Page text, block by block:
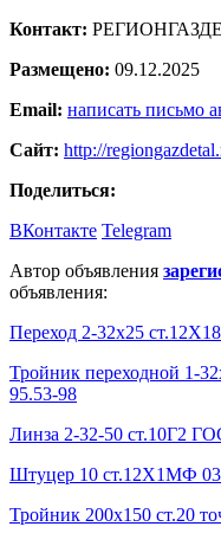
Контакт:
Размещено: 09.12.2025
Email: написать письмо
Сайт: http://
Поделиться:
ВКонтакте Telegram
Автор объявления
объявления:
Переход 2-32х25
Тройник переходной 1-
95.53-98
Линза 2-32-50 ст.10Г2
Штуцер 10 ст.12Х1МФ
Тройник 200х150 ст.20